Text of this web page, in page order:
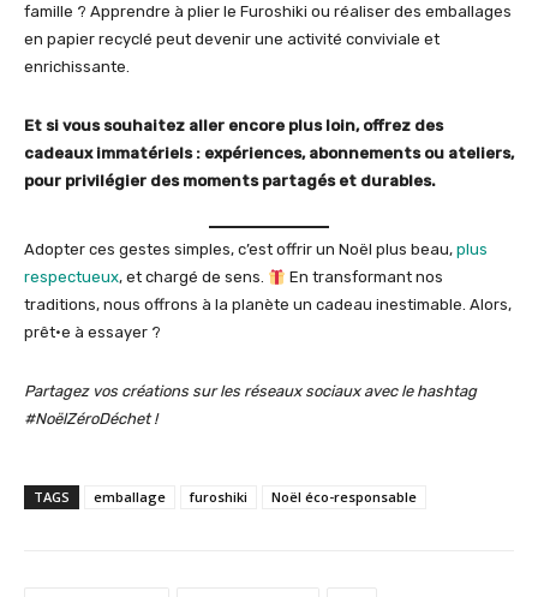
famille ? Apprendre à plier le Furoshiki ou réaliser des emballages
en papier recyclé peut devenir une activité conviviale et
enrichissante.
Et si vous souhaitez aller encore plus loin, offrez des
cadeaux immatériels : expériences, abonnements ou ateliers,
pour privilégier des moments partagés et durables.
Adopter ces gestes simples, c’est offrir un Noël plus beau, plus
respectueux, et chargé de sens.
En transformant nos
traditions, nous offrons à la planète un cadeau inestimable. Alors,
prêt·e à essayer ?
Partagez vos créations sur les réseaux sociaux avec le hashtag
#NoëlZéroDéchet !
TAGS emballage furoshiki Noël éco-responsable